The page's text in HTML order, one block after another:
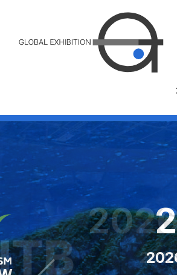
2026
2026년 08월
캐나
2026년 8월 21일 - 9
2026
2026년
2026